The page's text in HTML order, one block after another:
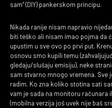
sam” (DIY) pankerskom principu.
Nikada ranije nisam napravio
biti teško ali nisam imao pojma da
upustim u sve ovo po prvi put.
osnovu smo kupili temu
gledaju/slušaju emisiju), neke
sam stvarno mnogo vremena. Sve
radim. Ko zna koliko stotina sati
vam je sada na monitoru računara
(mobilna verzija još uvek nije baš